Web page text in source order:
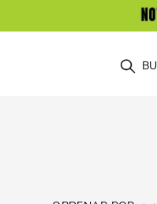
O que você está procurando?